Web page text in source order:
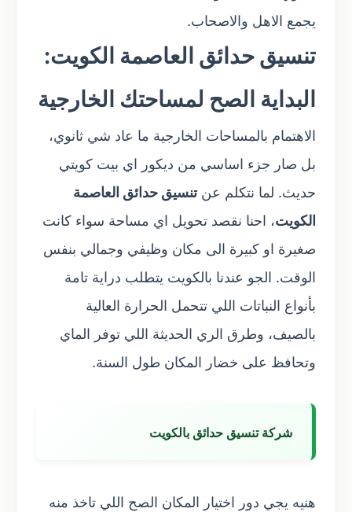
يجمع الاهل والاصحاب.
تنسيق حدائق العاصمة الكويت:
البداية الصح لمساحتك الخارجية
الاهتمام بالمساحات الخارجية ما عاد شي ثانوي،
بل صار جزء اساسي من ديكور اي بيت كويتي
حديث. لما نتكلم عنتنسيق حدائق العاصمة
الكويت، احنا نقصد تحويل اي مساحة سواء كانت
صغيرة او كبيرة الى مكان وظيفي وجمالي بنفس
الوقت. الجو عندنا بالكويت يتطلب دراية تامة
بأنواع النباتات اللي تتحمل الحرارة العالية
بالصيف، وطرق الري الحديثة اللي توفر الماي
وتحافظ على خضار المكان طول السنة.
شركة تنسيق حدائق بالكويت
هنيه يجي دور اختيار المكان الصح اللي تاخذ منه